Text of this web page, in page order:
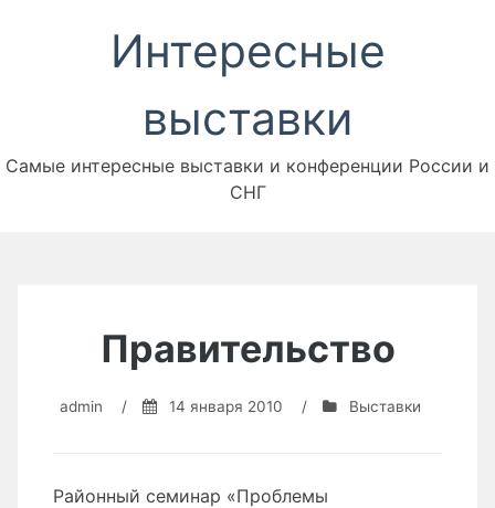
содержимомуИнтересные
выставки
Самые интересные выставки и конференции России и
СНГ
Правительство
admin / 14 января 2010 / Выставки
Районный семинар «Проблемы